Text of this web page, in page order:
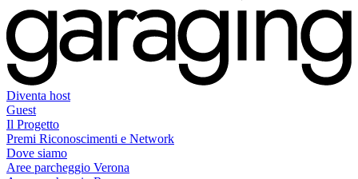
Diventa host
Guest
Il Progetto
Premi Riconoscimenti e Network
Dove siamo
Aree parcheggio Verona